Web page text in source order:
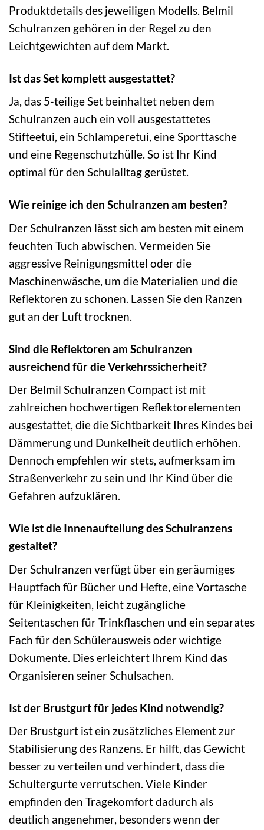
Produktdetails des jeweiligen Modells. Belmil
Schulranzen gehören in der Regel zu den
Leichtgewichten auf dem Markt.
Ist das Set komplett ausgestattet?
Ja, das 5-teilige Set beinhaltet neben dem
Schulranzen auch ein voll ausgestattetes
Stifteetui, ein Schlamperetui, eine Sporttasche
und eine Regenschutzhülle. So ist Ihr Kind
optimal für den Schulalltag gerüstet.
Wie reinige ich den Schulranzen am besten?
Der Schulranzen lässt sich am besten mit einem
feuchten Tuch abwischen. Vermeiden Sie
aggressive Reinigungsmittel oder die
Maschinenwäsche, um die Materialien und die
Reflektoren zu schonen. Lassen Sie den Ranzen
gut an der Luft trocknen.
Sind die Reflektoren am Schulranzen
ausreichend für die Verkehrssicherheit?
Der Belmil Schulranzen Compact ist mit
zahlreichen hochwertigen Reflektorelementen
ausgestattet, die die Sichtbarkeit Ihres Kindes bei
Dämmerung und Dunkelheit deutlich erhöhen.
Dennoch empfehlen wir stets, aufmerksam im
Straßenverkehr zu sein und Ihr Kind über die
Gefahren aufzuklären.
Wie ist die Innenaufteilung des Schulranzens
gestaltet?
Der Schulranzen verfügt über ein geräumiges
Hauptfach für Bücher und Hefte, eine Vortasche
für Kleinigkeiten, leicht zugängliche
Seitentaschen für Trinkflaschen und ein separates
Fach für den Schülerausweis oder wichtige
Dokumente. Dies erleichtert Ihrem Kind das
Organisieren seiner Schulsachen.
Ist der Brustgurt für jedes Kind notwendig?
Der Brustgurt ist ein zusätzliches Element zur
Stabilisierung des Ranzens. Er hilft, das Gewicht
besser zu verteilen und verhindert, dass die
Schultergurte verrutschen. Viele Kinder
empfinden den Tragekomfort dadurch als
deutlich angenehmer, besonders wenn der